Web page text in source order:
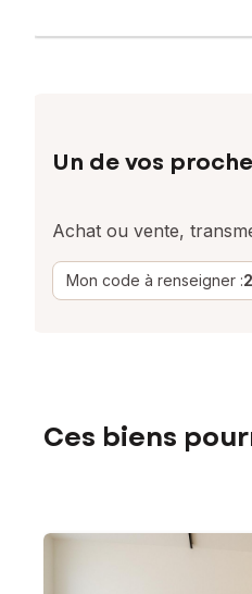
Un de vos
Achat ou vente,
Mon code à renseigner :
Ces biens